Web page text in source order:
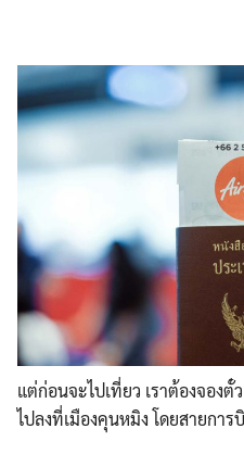
แต่ก่อนจะไปเที่ยว เราต้องจองตั๋
ไปลงที่เมืองคนหมิง โดยสายการ